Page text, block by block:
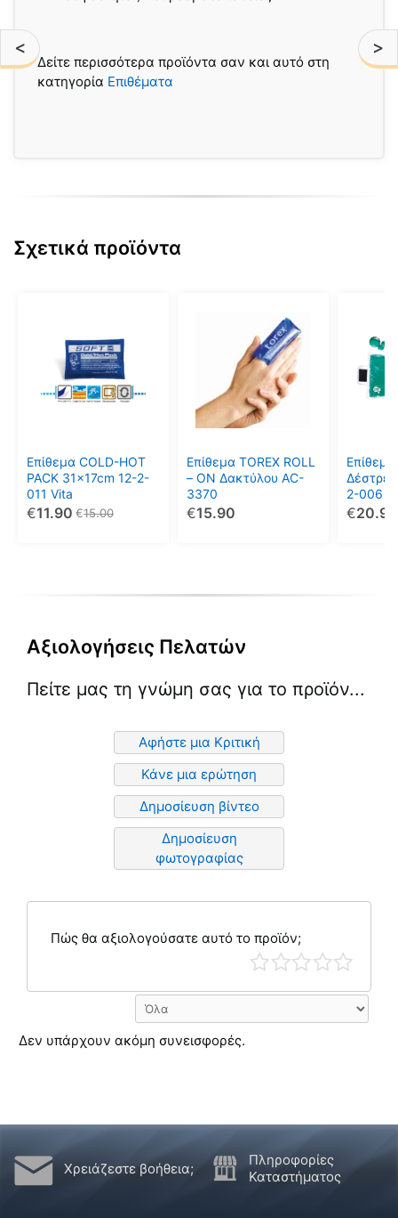
< >
Δείτε περισσότερα προϊόντα σαν και αυτό στη
κατηγορία Επιθέματα
Σχετικά προϊόντα
Επίθεμα COLD-HOT
PACK 31x17cm 12-2-
011 Vita
15.00
€
11.90
€
Επίθεμα TOREX ROLL
– ON Δακτύλου AC-
3370
15.90
€
2-006
20.99
€
Αξιολογήσεις Πελατών
Πείτε μας τη γνώμη σας για το προϊόν...
Αφήστε μια Κριτική
Κάνε μια ερώτηση
Δημοσίευση βίντεο
Δημοσίευση
φωτογραφίας
Πώς θα αξιολογούσατε αυτό το προϊόν;
Δεν υπάρχουν ακόμη συνεισφορές.
Χρειάζεστε βοήθεια;
Πληροφορίες
Καταστήματος